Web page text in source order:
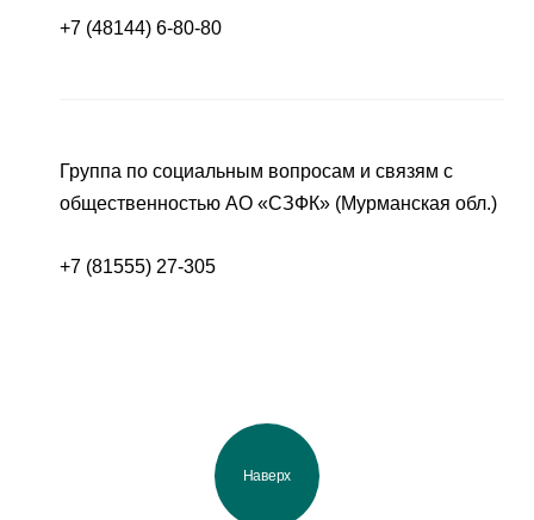
+7 (48144) 6-80-80
Группа по социальным вопросам и связям с
общественностью АО «СЗФК» (Мурманская обл.)
+7 (81555) 27-305
Наверх